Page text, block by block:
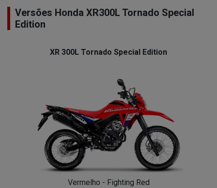
Versões Honda XR300L Tornado Special
Edition
XR 300L Tornado Special Edition
Vermelho - Fighting Red